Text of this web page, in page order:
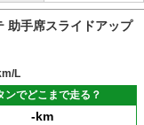
助手席スライドアップ
L
ンでどこまで走る？
-km